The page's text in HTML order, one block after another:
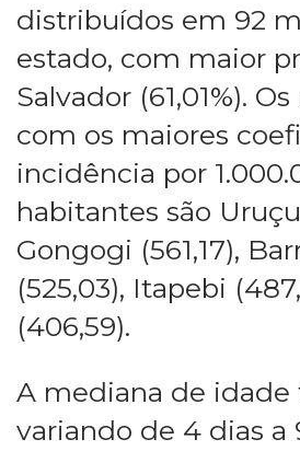
distribuídos em 92
estado, com maior
Salvador (61,01%).
com os maiores
incidência por
habitantes são
Gongogi (561,17),
(525,03), Itapebi
(406,59).
A mediana de idade
variando de 4 dias a